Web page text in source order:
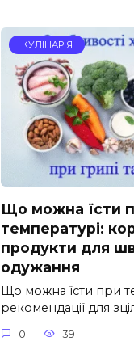
КУЛІНАРІЯ
Що можна їсти
температурі:
продукти для
одужання
Що можна їсти при
рекомендації для
0 39